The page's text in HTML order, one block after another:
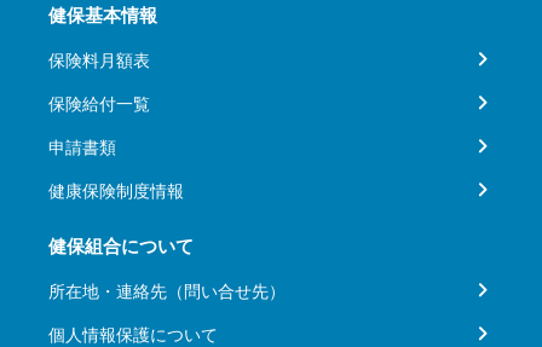
健保基本情報
保険料月額表
保険給付一覧
申請書類
健康保険制度情報
健保組合について
所在地・連絡先（問い合せ先）
個人情報保護について